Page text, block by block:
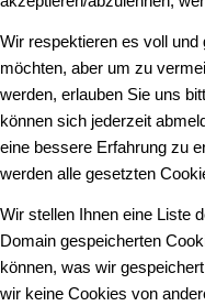
Wir respektieren es voll
möchten, aber um zu
werden, erlauben Sie uns
können sich jederzeit
eine bessere Erfahrung zu
werden alle gesetzten
Wir stellen Ihnen eine Liste
Domain gespeicherten
können, was wir
wir keine Cookies von